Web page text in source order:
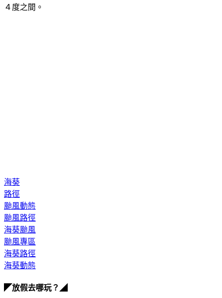
時之需；氣溫方面，由於雲量較多，各地高溫普遍在３０到３
海葵
路徑
颱風動態
颱風路徑
海葵颱風
颱風專區
海葵路徑